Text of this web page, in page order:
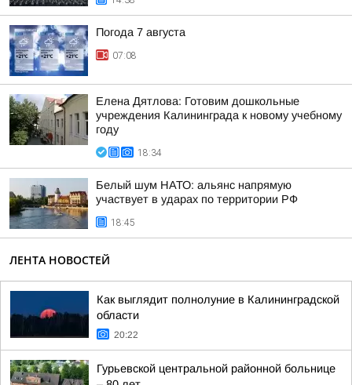
Погода 7 августа
07:08
Елена Дятлова: Готовим дошкольные
учреждения Калининграда к новому учебному
году
18:34
Белый шум НАТО: альянс напрямую
участвует в ударах по территории РФ
18:45
ЛЕНТА НОВОСТЕЙ
Как выглядит полнолуние в Калининградской
области
20:22
Гурьевской центральной районной больнице